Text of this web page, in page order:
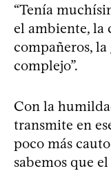
“Tenía
el ambiente, la
compañeros,
complejo”.
Con la
transmite en
poco más
sabemos que